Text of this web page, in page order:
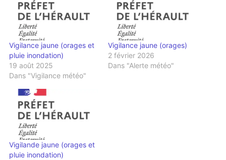
Vigilance jaune (orages et
pluie inondation)
19 août 2025
Dans "Vigilance météo"
Vigilance jaune (orages)
2 février 2026
Dans "Alerte météo"
Vigilande jaune (orages et
pluie inondation)